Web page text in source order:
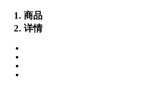
商品
详情